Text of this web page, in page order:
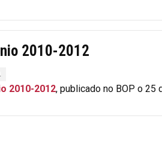
2010-2012
2010-2012, publicado no BOP o 25